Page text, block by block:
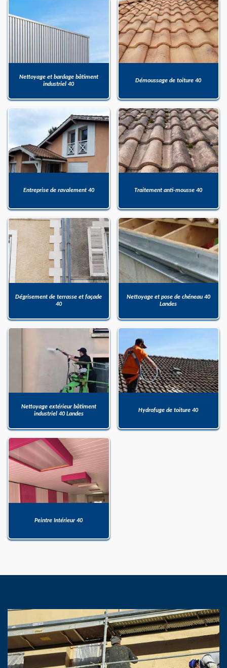
Nettoyage et bardage bâtiment
industriel 40
Démoussage de toiture 40
Entreprise de ravalement 40 Traitement anti-mousse 40
Dégrisement de terrasse et façade
40
Nettoyage et pose de chéneau 40
Landes
Nettoyage extérieur bâtiment
industriel 40 Landes
Hydrofuge de toiture 40
Peintre Intérieur 40